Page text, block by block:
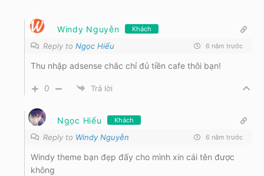
Windy Nguyễn Khách
Reply to Ngọc Hiếu 6 năm trước
Thu nhập adsense chắc chỉ đủ tiền cafe thôi bạn!
0 Trả lời
Ngọc Hiếu Khách
Reply to Windy Nguyễn 6 năm trước
Windy theme bạn đẹp đấy cho mình xin cái tên được
không